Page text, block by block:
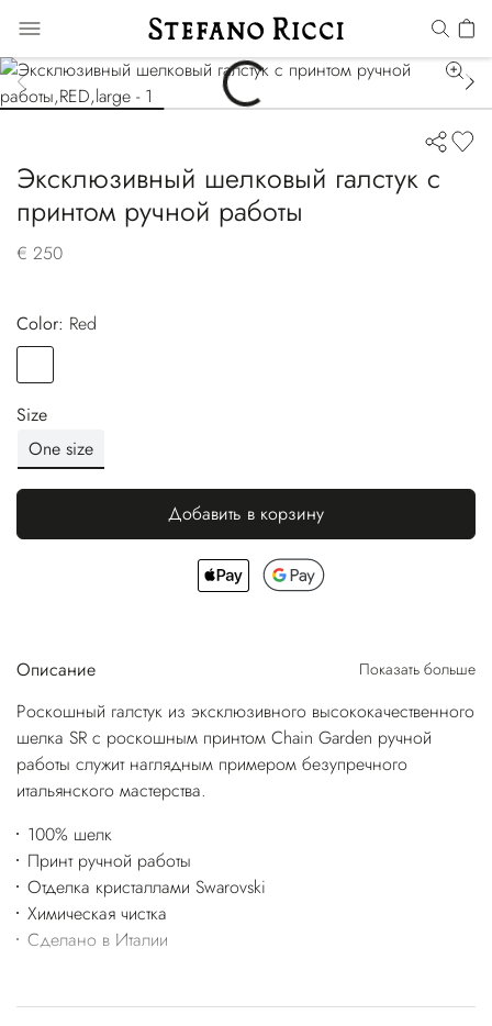
Эксклюзивный шелковый галстук с
принтом ручной работы
€ 250
Color:
red
Size
One size
Добавить в корзину
Описание Показать больше
Роскошный галстук из эксклюзивного высококачественного
шелка SR с роскошным принтом Chain Garden ручной
работы служит наглядным примером безупречного
итальянского мастерства.
100% шелк
Принт ручной работы
Отделка кристаллами Swarovski
Химическая чистка
Сделано в Италии